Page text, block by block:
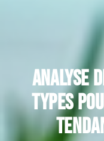
Analyse
types